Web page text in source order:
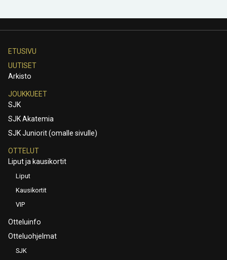
ETUSIVU
UUTISET
Arkisto
JOUKKUEET
SJK
SJK Akatemia
SJK Juniorit (omalle sivulle)
OTTELUT
Liput ja kausikortit
Liput
Kausikortit
VIP
Otteluinfo
Otteluohjelmat
SJK